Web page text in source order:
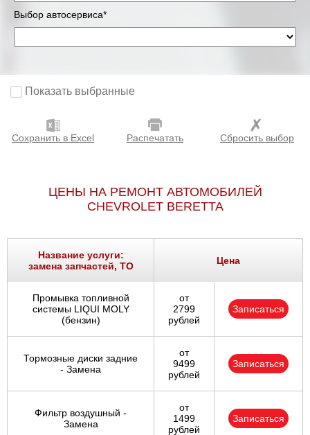
Выбор автосервиса*
Показать выбранные
Сохранить в Excel Распечатать Сбросить выбор
ЦЕНЫ НА РЕМОНТ АВТОМОБИЛЕЙ
CHEVROLET BERETTA
Название услуги:
замена запчастей, ТО
Цена
Промывка топливной
системы LIQUI MOLY
(бензин)
от
2799
рублей
Записаться
Тормозные диски задние
- Замена
от
9499
рублей
Записаться
Фильтр воздушный -
Замена
от
1499
рублей
Записаться